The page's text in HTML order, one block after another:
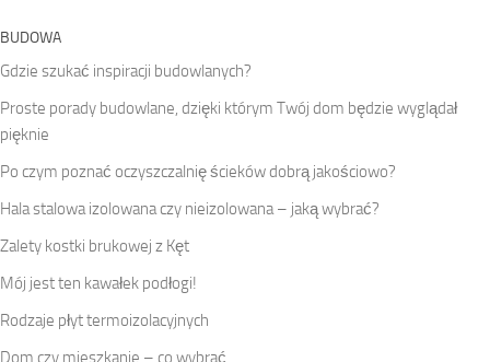
BUDOWA
Gdzie szukać inspiracji budowlanych?
Proste porady budowlane, dzięki którym Twój dom będzie wyglądał
pięknie
Po czym poznać oczyszczalnię ścieków dobrą jakościowo?
Hala stalowa izolowana czy nieizolowana – jaką wybrać?
Zalety kostki brukowej z Kęt
Mój jest ten kawałek podłogi!
Rodzaje płyt termoizolacyjnych
Dom czy mieszkanie – co wybrać